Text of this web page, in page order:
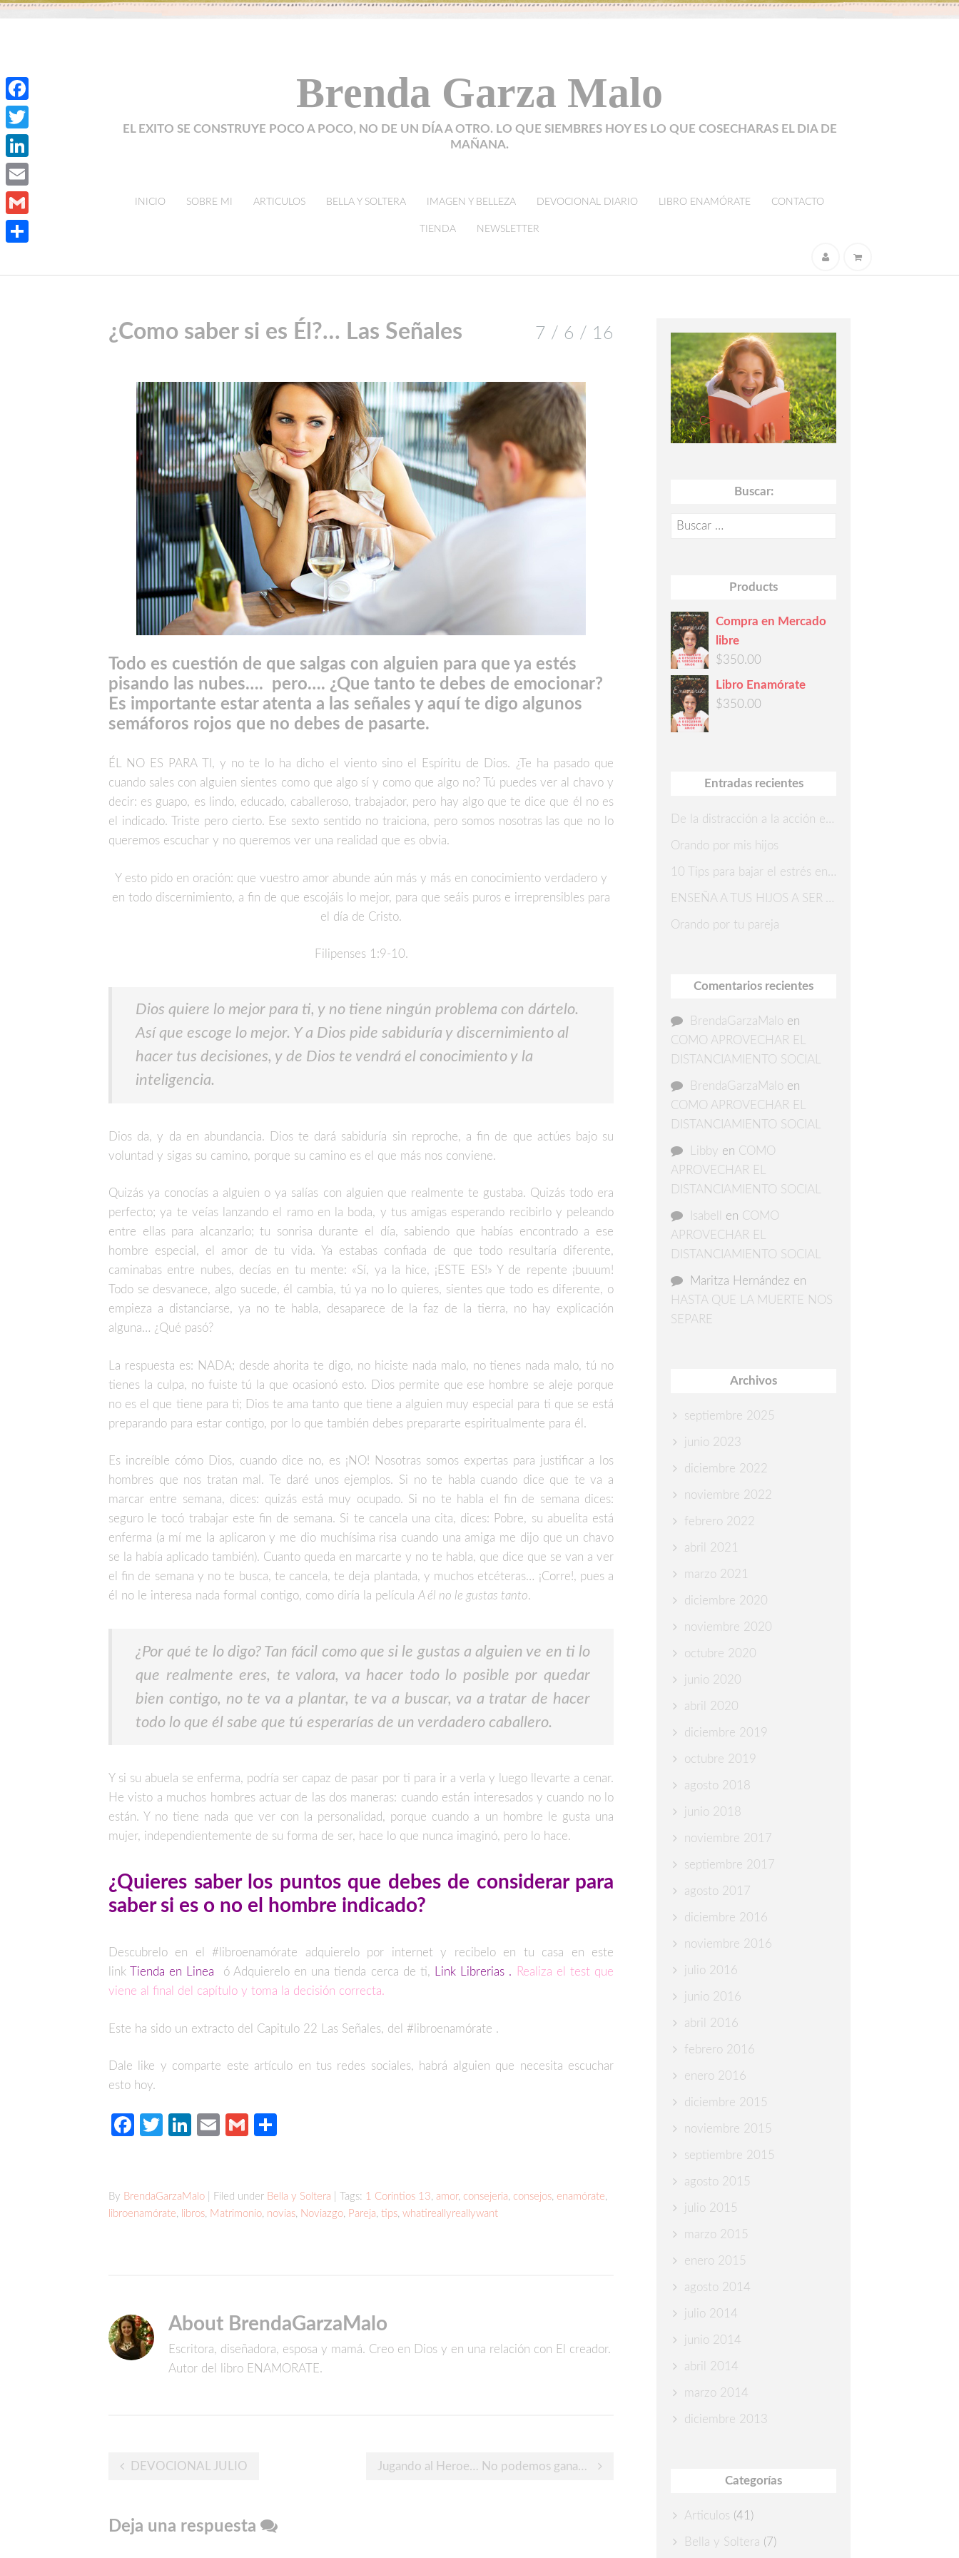
Brenda Garza Malo
EL EXITO SE CONSTRUYE POCO A POCO, NO DE UN DÍA A OTRO. LO QUE SIEMBRES HOY ES LO QUE COSECHARAS EL DIA DE
MAÑANA.
skip to content
INICIO SOBRE MI ARTICULOS BELLA Y SOLTERA IMAGEN Y BELLEZA DEVOCIONAL DIARIO LIBRO ENAMÓRATE CONTACTO
TIENDA NEWSLETTER
¿Como saber si es Él?… Las Señales 7 / 6 / 16
Todo es cuestión de que salgas con alguien para que ya estés
pisando las nubes…. pero…. ¿Que tanto te debes de emocionar?
Es importante estar atenta a las señales y aquí te digo algunos
semáforos rojos que no debes de pasarte.
ÉL NO ES PARA TI, y no te lo ha dicho el viento sino el Espíritu de Dios. ¿Te ha pasado que
cuando sales con alguien sientes como que algo sí y como que algo no? Tú puedes ver al chavo y
decir: es guapo, es lindo, educado, caballeroso, trabajador, pero hay algo que te dice que él no es
el indicado. Triste pero cierto. Ese sexto sentido no traiciona, pero somos nosotras las que no lo
queremos escuchar y no queremos ver una realidad que es obvia.
Y esto pido en oración: que vuestro amor abunde aún más y más en conocimiento verdadero y
en todo discernimiento, a fin de que escojáis lo mejor, para que seáis puros e irreprensibles para
el día de Cristo.
Filipenses 1:9-10.
Dios quiere lo mejor para ti, y no tiene ningún problema con dártelo.
Así que escoge lo mejor. Y a Dios pide sabiduría y discernimiento al
hacer tus decisiones, y de Dios te vendrá el conocimiento y la
inteligencia.
Dios da, y da en abundancia. Dios te dará sabiduría sin reproche, a fin de que actúes bajo su
voluntad y sigas su camino, porque su camino es el que más nos conviene.
Quizás ya conocías a alguien o ya salías con alguien que realmente te gustaba. Quizás todo era
perfecto; ya te veías lanzando el ramo en la boda, y tus amigas esperando recibirlo y peleando
entre ellas para alcanzarlo; tu sonrisa durante el día, sabiendo que habías encontrado a ese
hombre especial, el amor de tu vida. Ya estabas confiada de que todo resultaría diferente,
caminabas entre nubes, decías en tu mente: «Sí, ya la hice, ¡ESTE ES!» Y de repente ¡buuum!
Todo se desvanece, algo sucede, él cambia, tú ya no lo quieres, sientes que todo es diferente, o
empieza a distanciarse, ya no te habla, desaparece de la faz de la tierra, no hay explicación
alguna… ¿Qué pasó?
La respuesta es: NADA; desde ahorita te digo, no hiciste nada malo, no tienes nada malo, tú no
tienes la culpa, no fuiste tú la que ocasionó esto. Dios permite que ese hombre se aleje porque
no es el que tiene para ti; Dios te ama tanto que tiene a alguien muy especial para ti que se está
preparando para estar contigo, por lo que también debes prepararte espiritualmente para él.
Es increíble cómo Dios, cuando dice no, es ¡NO! Nosotras somos expertas para justificar a los
hombres que nos tratan mal. Te daré unos ejemplos. Si no te habla cuando dice que te va a
marcar entre semana, dices: quizás está muy ocupado. Si no te habla el fin de semana dices:
seguro le tocó trabajar este fin de semana. Si te cancela una cita, dices: Pobre, su abuelita está
enferma (a mí me la aplicaron y me dio muchísima risa cuando una amiga me dijo que un chavo
se la había aplicado también). Cuanto queda en marcarte y no te habla, que dice que se van a ver
el fin de semana y no te busca, te cancela, te deja plantada, y muchos etcéteras… ¡Corre!, pues a
él no le interesa nada formal contigo, como diría la película A él no le gustas tanto.
¿Por qué te lo digo? Tan fácil como que si le gustas a alguien ve en ti lo
que realmente eres, te valora, va hacer todo lo posible por quedar
bien contigo, no te va a plantar, te va a buscar, va a tratar de hacer
todo lo que él sabe que tú esperarías de un verdadero caballero.
Y si su abuela se enferma, podría ser capaz de pasar por ti para ir a verla y luego llevarte a cenar.
He visto a muchos hombres actuar de las dos maneras: cuando están interesados y cuando no lo
están. Y no tiene nada que ver con la personalidad, porque cuando a un hombre le gusta una
mujer, independientemente de su forma de ser, hace lo que nunca imaginó, pero lo hace.
¿Quieres saber los puntos que debes de considerar para
saber si es o no el hombre indicado?
Descubrelo en el #libroenamórate adquierelo por internet y recibelo en tu casa en este
link
Tienda en Linea ó Adquierelo en una tienda cerca de ti, Link Librerias . Realiza el test que
viene al final del capítulo y toma la decisión correcta.
Este ha sido un extracto del Capitulo 22 Las Señales, del #libroenamórate .
Dale like y comparte este artículo en tus redes sociales, habrá alguien que necesita escuchar
esto hoy.
Facebook
TwitterLinkedIn
EmailGmail
By BrendaGarzaMalo | Filed under Bella y Soltera | Tags: 1 Corintios 13 amor, consejeria consejos enamórate
libroenamórate
libros Matrimonio novias Noviazgo Pareja tips whatireallyreallywant
About BrendaGarzaMalo
Escritora, diseñadora, esposa y mamá. Creo en Dios y en una relación con El creador.
Autor del libro ENAMORATE.
PostDEVOCIONAL JULIO Jugando al Heroe… No podemos ganar por otros sus batallas.
Deja una respuesta
Buscar:
Buscar:
Products
Compra en Mercado
libre
$350.00
Libro Enamórate
$350.00
Entradas recientes
De la distracción a la acción en 7 pasos
Orando por mis hijos
10 Tips para bajar el estrés en Navidad
ENSEÑA A TUS HIJOS A SER AGRADECIDOS
Orando por tu pareja
Comentarios recientes
BrendaGarzaMalo en
COMO APROVECHAR EL
DISTANCIAMIENTO SOCIAL
BrendaGarzaMalo en
COMO APROVECHAR EL
DISTANCIAMIENTO SOCIAL
Libby en COMO
APROVECHAR EL
DISTANCIAMIENTO SOCIAL
Isabell en COMO
APROVECHAR EL
DISTANCIAMIENTO SOCIAL
Maritza Hernández en
HASTA QUE LA MUERTE NOS
SEPARE
Archivos
septiembre 2025
junio 2023
diciembre 2022
noviembre 2022
febrero 2022
abril 2021
marzo 2021
diciembre 2020
noviembre 2020
octubre 2020
junio 2020
abril 2020
diciembre 2019
octubre 2019
agosto 2018
junio 2018
noviembre 2017
septiembre 2017
agosto 2017
diciembre 2016
noviembre 2016
julio 2016
junio 2016
abril 2016
febrero 2016
enero 2016
diciembre 2015
noviembre 2015
septiembre 2015
agosto 2015
julio 2015
marzo 2015
enero 2015
agosto 2014
julio 2014
junio 2014
abril 2014
marzo 2014
diciembre 2013
Categorías
Articulos (41)
Bella y Soltera (7)
Facebook
Twitter
LinkedIn
Email
Gmail